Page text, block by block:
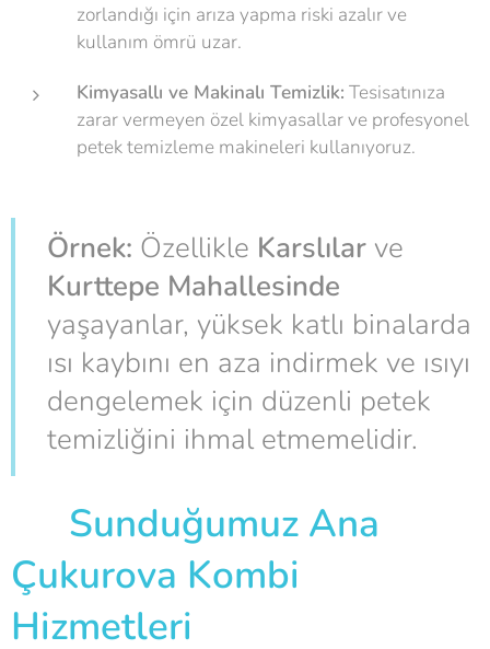
zorlandığı için arıza yapma riski azalır ve
kullanım ömrü uzar.
Kimyasallı ve Makinalı Temizlik: Tesisatınıza
zarar vermeyen özel kimyasallar ve profesyonel
petek temizleme makineleri kullanıyoruz.
Örnek: Özellikle Karslılar ve
Kurttepe Mahallesinde
yaşayanlar, yüksek katlı binalarda
ısı kaybını en aza indirmek ve ısıyı
dengelemek için düzenli petek
temizliğini ihmal etmemelidir.
⚙️ Sunduğumuz Ana
Çukurova Kombi
Hizmetleri